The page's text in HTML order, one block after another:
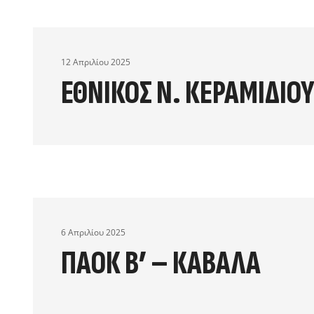
12 Απριλίου 2025
ΕΘΝΙΚΟΣ Ν.
6 Απριλίου 2025
ΠΑΟΚ Β’ – ΚΑΒΑΛΑ